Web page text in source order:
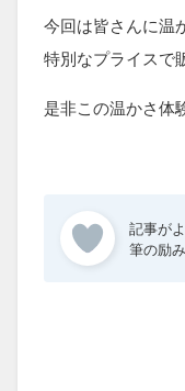
今回は皆さんに温
特別なプライスで
是非この温かさ体